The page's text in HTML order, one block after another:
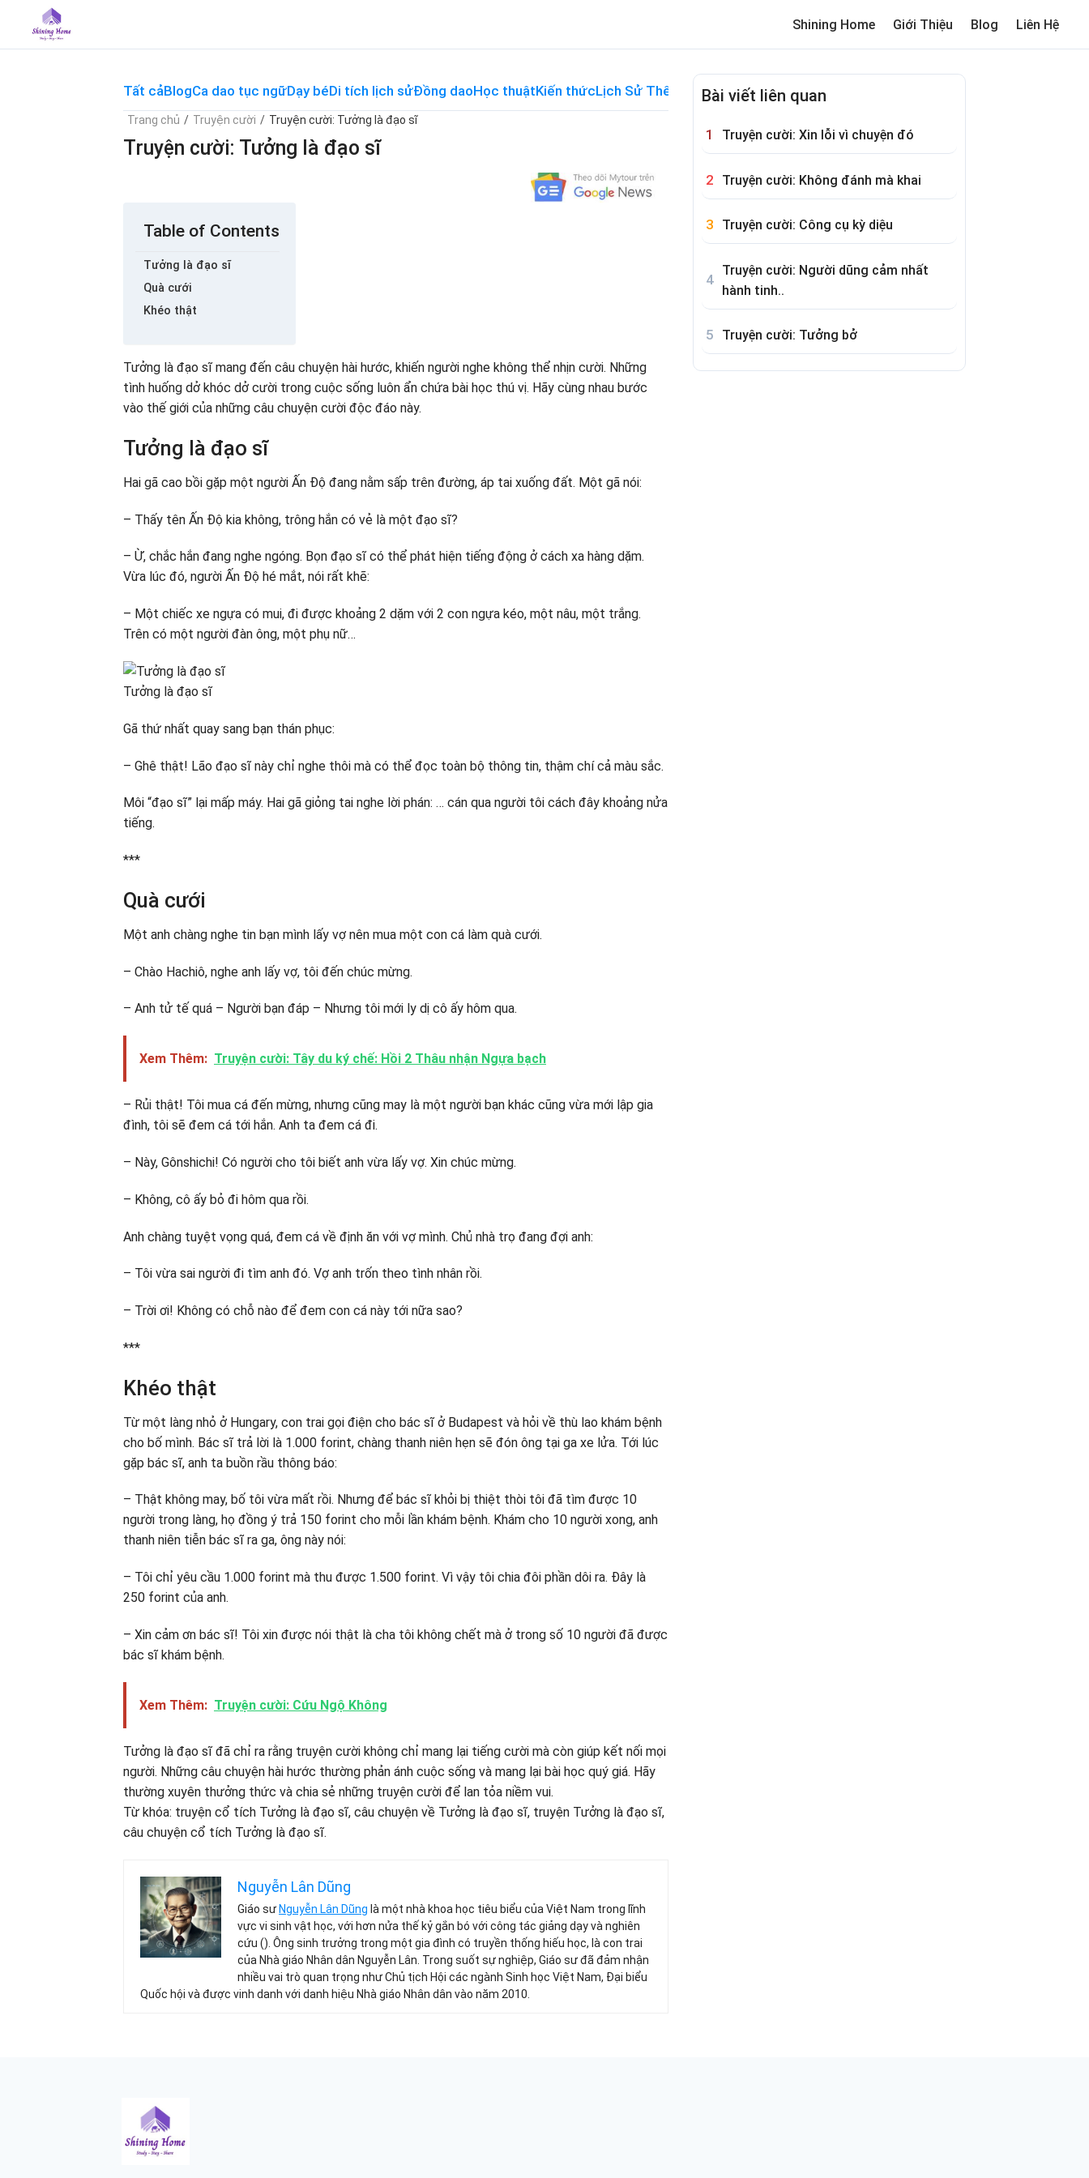
content
Shining Home Giới Thiệu Blog Liên Hệ
Tất cảBlogCa dao tục ngữDạy béDi tích lịch sửĐồng daoHọc thuậtKiến thứcLịch Sử Thế Giới MemeReview trường cho bé
Trang chủ / Truyện cười / Truyện cười: Tưởng là đạo sĩ
Truyện cười: Tưởng là đạo sĩ
Table of Contents
Tưởng là đạo sĩ
Quà cưới
Khéo thật
Tưởng là đạo sĩ mang đến câu chuyện hài hước, khiến người nghe không thể nhịn cười. Những
tình huống dở khóc dở cười trong cuộc sống luôn ẩn chứa bài học thú vị. Hãy cùng nhau bước
vào thế giới của những câu chuyện cười độc đáo này.
Tưởng là đạo sĩ
Hai gã cao bồi gặp một người Ấn Độ đang nằm sấp trên đường, áp tai xuống đất. Một gã nói:
– Thấy tên Ấn Độ kia không, trông hắn có vẻ là một đạo sĩ?
– Ừ, chắc hắn đang nghe ngóng. Bọn đạo sĩ có thể phát hiện tiếng động ở cách xa hàng dặm.
Vừa lúc đó, người Ấn Độ hé mắt, nói rất khẽ:
– Một chiếc xe ngựa có mui, đi được khoảng 2 dặm với 2 con ngựa kéo, một nâu, một trắng.
Trên có một người đàn ông, một phụ nữ…
Tưởng là đạo sĩ
Gã thứ nhất quay sang bạn thán phục:
– Ghê thật! Lão đạo sĩ này chỉ nghe thôi mà có thể đọc toàn bộ thông tin, thậm chí cả màu sắc.
Môi “đạo sĩ” lại mấp máy. Hai gã giỏng tai nghe lời phán: … cán qua người tôi cách đây khoảng nửa
tiếng.
***
Quà cưới
Một anh chàng nghe tin bạn mình lấy vợ nên mua một con cá làm quà cưới.
– Chào Hachiô, nghe anh lấy vợ, tôi đến chúc mừng.
– Anh tử tế quá – Người bạn đáp – Nhưng tôi mới ly dị cô ấy hôm qua.
Xem Thêm: Truyện cười: Tây du ký chế: Hồi 2 Thâu nhận Ngựa bạch
– Rủi thật! Tôi mua cá đến mừng, nhưng cũng may là một người bạn khác cũng vừa mới lập gia
đình, tôi sẽ đem cá tới hắn. Anh ta đem cá đi.
– Này, Gônshichi! Có người cho tôi biết anh vừa lấy vợ. Xin chúc mừng.
– Không, cô ấy bỏ đi hôm qua rồi.
Anh chàng tuyệt vọng quá, đem cá về định ăn với vợ mình. Chủ nhà trọ đang đợi anh:
– Tôi vừa sai người đi tìm anh đó. Vợ anh trốn theo tình nhân rồi.
– Trời ơi! Không có chỗ nào để đem con cá này tới nữa sao?
***
Khéo thật
Từ một làng nhỏ ở Hungary, con trai gọi điện cho bác sĩ ở Budapest và hỏi về thù lao khám bệnh
cho bố mình. Bác sĩ trả lời là 1.000 forint, chàng thanh niên hẹn sẽ đón ông tại ga xe lửa. Tới lúc
gặp bác sĩ, anh ta buồn rầu thông báo:
– Thật không may, bố tôi vừa mất rồi. Nhưng để bác sĩ khỏi bị thiệt thòi tôi đã tìm được 10
người trong làng, họ đồng ý trả 150 forint cho mỗi lần khám bệnh. Khám cho 10 người xong, anh
thanh niên tiễn bác sĩ ra ga, ông này nói:
– Tôi chỉ yêu cầu 1.000 forint mà thu được 1.500 forint. Vì vậy tôi chia đôi phần dôi ra. Đây là
250 forint của anh.
– Xin cảm ơn bác sĩ! Tôi xin được nói thật là cha tôi không chết mà ở trong số 10 người đã được
bác sĩ khám bệnh.
Xem Thêm: Truyện cười: Cứu Ngộ Không
Tưởng là đạo sĩ đã chỉ ra rằng truyện cười không chỉ mang lại tiếng cười mà còn giúp kết nối mọi
người. Những câu chuyện hài hước thường phản ánh cuộc sống và mang lại bài học quý giá. Hãy
thường xuyên thưởng thức và chia sẻ những truyện cười để lan tỏa niềm vui.
Từ khóa: truyện cổ tích Tưởng là đạo sĩ, câu chuyện về Tưởng là đạo sĩ, truyện Tưởng là đạo sĩ,
câu chuyện cổ tích Tưởng là đạo sĩ.
Nguyễn Lân Dũng
Giáo sưNguyễn Lân Dũng là một nhà khoa học tiêu biểu của Việt Nam trong lĩnh
vực vi sinh vật học, với hơn nửa thế kỷ gắn bó với công tác giảng dạy và nghiên
cứu (). Ông sinh trưởng trong một gia đình có truyền thống hiếu học, là con trai
của Nhà giáo Nhân dân Nguyễn Lân. Trong suốt sự nghiệp, Giáo sư đã đảm nhận
nhiều vai trò quan trọng như Chủ tịch Hội các ngành Sinh học Việt Nam, Đại biểu
Quốc hội và được vinh danh với danh hiệu Nhà giáo Nhân dân vào năm 2010.
Bài viết liên quan
Truyện cười: Xin lỗi vì chuyện đó
Truyện cười: Không đánh mà khai
Truyện cười: Công cụ kỳ diệu
Truyện cười: Người dũng cảm nhất
hành tinh..
Truyện cười: Tưởng bở